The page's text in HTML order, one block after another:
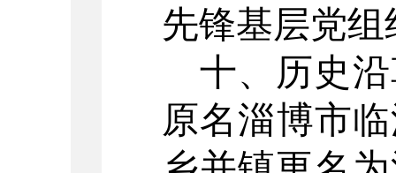
先锋基层党
十、历史
原名淄博市